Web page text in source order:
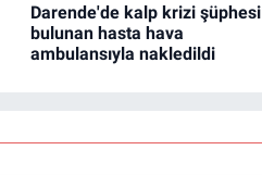
Darende'de kalp krizi şüphesi
bulunan hasta hava
ambulansıyla nakledildi